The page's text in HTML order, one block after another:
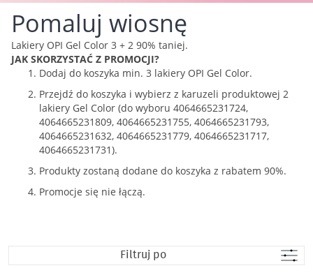
Pomaluj wiosnę
Lakiery OPI Gel Color 3 + 2 90% taniej.
JAK SKORZYSTAĆ Z PROMOCJI?
Dodaj do koszyka min. 3 lakiery OPI Gel Color.
Przejdź do koszyka i wybierz z karuzeli produktowej 2
lakiery Gel Color (do wyboru 4064665231724,
4064665231809, 4064665231755, 4064665231793,
4064665231632, 4064665231779, 4064665231717,
4064665231731).
Produkty zostaną dodane do koszyka z rabatem 90%.
Promocje się nie łączą.
Filtruj po